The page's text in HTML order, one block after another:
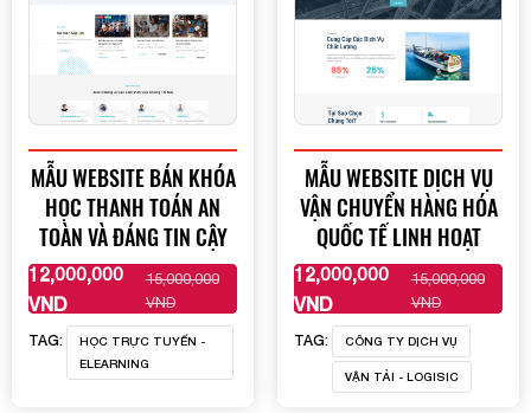
MẪU WEBSITE BÁN KHÓA
HỌC THANH TOÁN AN
TOÀN VÀ ĐÁNG TIN CẬY
12,000,000
VND
15,000,000
VND
XEM THÊM
TAG:
HỌC TRỰC TUYẾN -
ELEARNING
MẪU WEBSITE DỊCH VỤ
VẬN CHUYỂN HÀNG HÓA
QUỐC TẾ LINH HOẠT
12,000,000
VND
15,000,000
VND
XEM THÊM
TAG: CÔNG TY DỊCH VỤ
VẬN TẢI - LOGISIC